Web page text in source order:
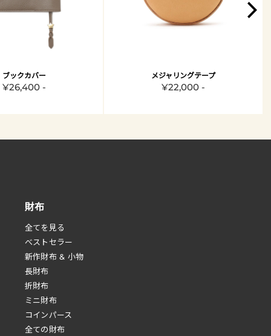
ブックカバー
¥26,400 -
メジャリングテープ
¥22,000 -
財布
全てを見る
べストセラー
新作財布 & 小物
長財布
折財布
ミニ財布
コインパース
全ての財布